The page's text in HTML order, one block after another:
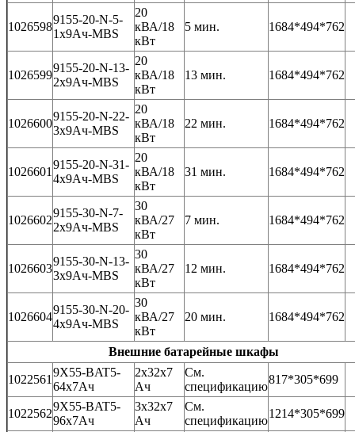
1026598
9155-20-N-5-
1x9Ач-MBS
20
кВА/18
кВт
5 мин. 1684*494*762
1026599
9155-20-N-13-
2x9Ач-MBS
20
кВА/18
кВт
13 мин. 1684*494*762
1026600
9155-20-N-22-
3x9Ач-MBS
20
кВА/18
кВт
22 мин. 1684*494*762
1026601
9155-20-N-31-
4x9Ач-MBS
20
кВА/18
кВт
31 мин. 1684*494*762
1026602
9155-30-N-7-
2x9Ач-MBS
30
кВА/27
кВт
7 мин. 1684*494*762
1026603
9155-30-N-13-
3x9Ач-MBS
30
кВА/27
кВт
12 мин. 1684*494*762
1026604
9155-30-N-20-
4x9Ач-MBS
30
кВА/27
кВт
20 мин. 1684*494*762
Внешние батарейные шкафы
1022561
9X55-BAT5-
64x7Ач
2x32x7
Ач
См.
спецификацию
817*305*699
1022562
9X55-BAT5-
96x7Ач
3x32x7
Ач
См.
спецификацию
1214*305*699